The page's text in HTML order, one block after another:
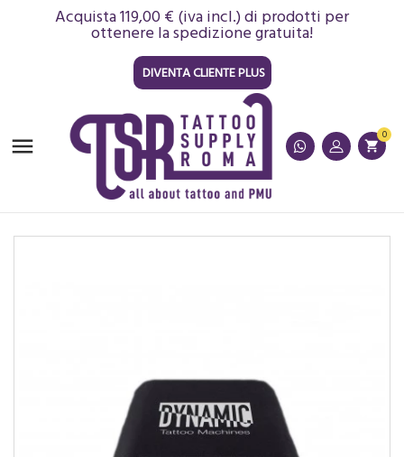
Acquista 119,00 € (iva incl.) di prodotti per
ottenere la spedizione gratuita!
DIVENTA CLIENTE PLUS
 shopping_cart
0